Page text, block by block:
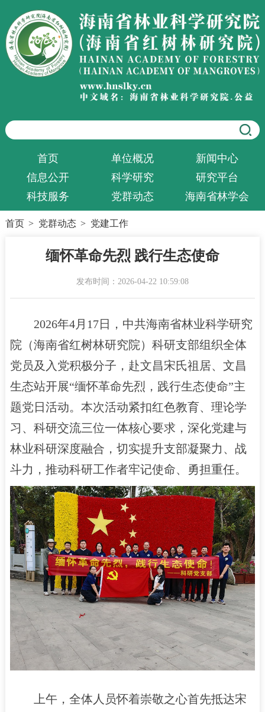
首页 单位概况
新闻中心
信息公开
科学研究
研究平台
科技服务
党群动态 海南省林学会
首页 > 党群动态 > 党建工作
缅怀革命先烈 践行生态使命
发布时间：2026-04-22 10:59:08
2026年4月17日，中共海南省林业科学研究
院（海南省红树林研究院）科研支部组织全体
党员及入党积极分子，赴文昌宋氏祖居、文昌
生态站开展“缅怀革命先烈，践行生态使命”主
题党日活动。本次活动紧扣红色教育、理论学
习、科研交流三位一体核心要求，深化党建与
林业科研深度融合，切实提升支部凝聚力、战
斗力，推动科研工作者牢记使命、勇担重任。
上午，全体人员怀着崇敬之心首先抵达宋